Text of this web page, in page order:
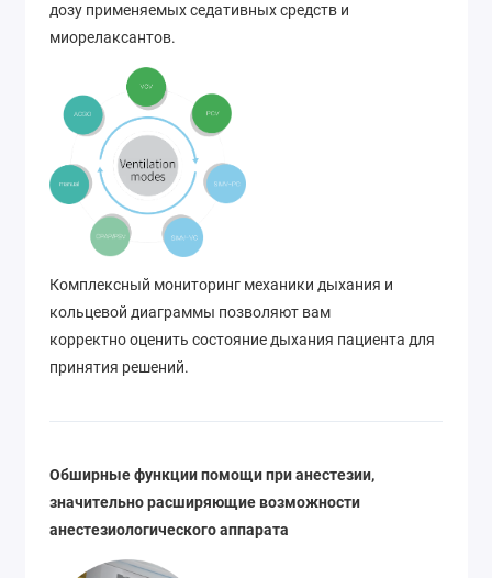
дозу применяемых седативных средств и
миорелаксантов.
Комплексный мониторинг механики дыхания и
кольцевой диаграммы позволяют вам
корректно оценить состояние дыхания пациента для
принятия решений.
Обширные функции помощи при анестезии,
значительно расширяющие возможности
анестезиологического аппарата